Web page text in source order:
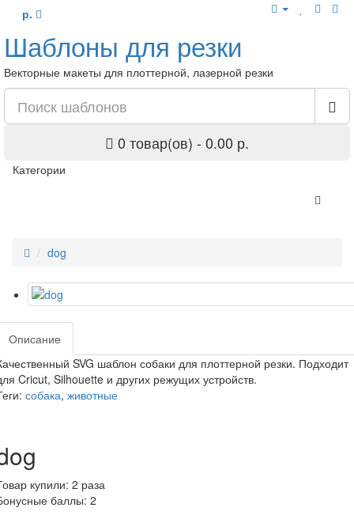
р.
Шаблоны для резки
Векторные макеты для плоттерной, лазерной резки
0 товар(ов) - 0.00 р.
Категории
dog
Описание
SVG шаблон собаки для плоттерной резки. Подходит
Cricut, Silhouette и других режущих устройств.
собака, животные
купили: 2 раза
баллы: 2